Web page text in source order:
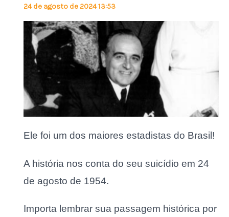
24 de agosto de 2024 13:53
Ele foi um dos maiores estadistas do Brasil!
A história nos conta do seu suicídio em 24
de agosto de 1954.
Importa lembrar sua passagem histórica por